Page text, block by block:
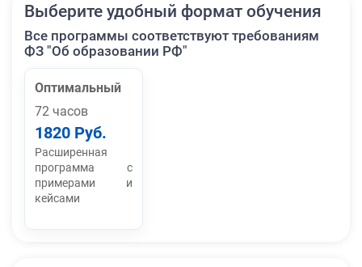
Выберите удобный формат обучения
Все программы соответствуют требованиям
ФЗ "Об образовании РФ"
Оптимальный
72 часов
1820 Руб.
Расширенная
программа с
примерами и
кейсами